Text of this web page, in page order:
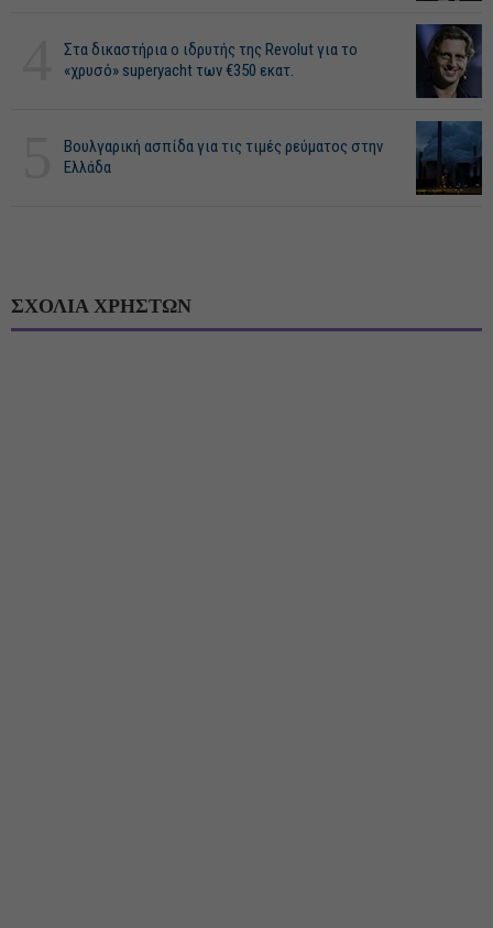
Στα δικαστήρια ο ιδρυτής της Revolut για το
«χρυσό» superyacht των €350 εκατ.
Βουλγαρική ασπίδα για τις τιμές ρεύματος στην
Ελλάδα
ΣΧΟΛΙΑ ΧΡΗΣΤΩΝ